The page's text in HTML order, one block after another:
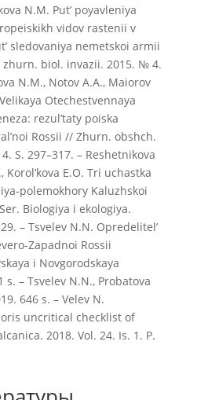
N.M. Put’ poyavleniya
vidov rastenii v
sledovaniya nemetskoi armii
zhurn. biol. invazii. 2015. № 4.
N.M., Notov A.A., Maiorov
Otechestvennaya
rezul’taty poiska
Rossii // Zhurn. obshch.
S. 297–317. – Reshetnikova
Korol’kova E.O. Tri uchastka
polemokhory Kaluzhskoi
Biologiya i ekologiya.
– Tsvelev N.N. Opredelitel’
Zapadnoi Rossii
i Novgorodskaya
s. – Tsvelev N.N., Probatova
646 s. – Velev N.
uncritical checklist of
2018. Vol. 24. Is. 1. P.